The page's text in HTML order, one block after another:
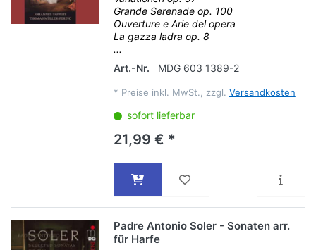
Grande Serenade op. 100
Ouverture e Arie del opera
La gazza ladra op. 8
...
Art.-Nr.
MDG 603 1389-2
* Preise inkl. MwSt., zzgl. Versandkosten
sofort lieferbar
21,99 € *
Padre Antonio Soler - Sonaten arr.
für Harfe